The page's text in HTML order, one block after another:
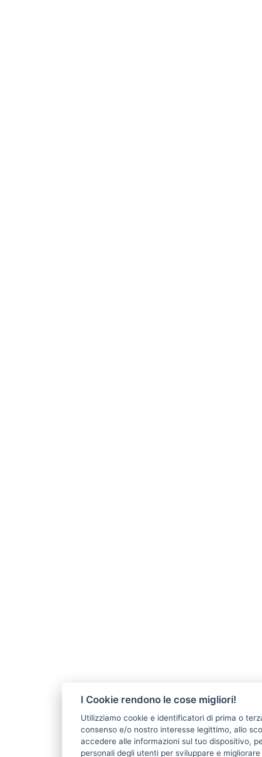
I Cookie rendono le cose migliori!
Utilizziamo cookie e identificatori di prima o
consenso e/o nostro interesse legittimo, allo
accedere alle informazioni sul tuo dispositivo,
personali degli utenti per sviluppare e